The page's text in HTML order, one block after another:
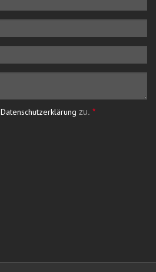
Datenschutzerklärung zu. *